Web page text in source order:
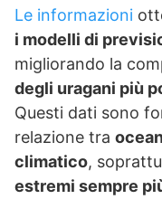
Le informazioni
i modelli di
migliorando la
degli uragani più
Questi dati sono
relazione tra
climatico,
estremi sempre